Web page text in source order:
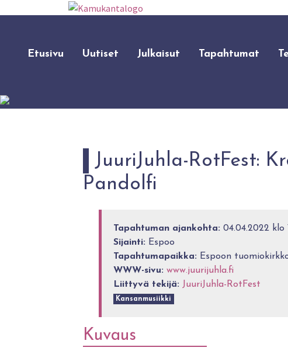
Etusivu Uutiset Julkaisut Tapahtumat
JuuriJuhla-RotFest:
Pandolfi
Tapahtuman ajankohta: 04.04.2022 klo
Sijainti: Espoo
Tapahtumapaikka: Espoon
WWW-sivu: www.juurijuhla.fi
Liittyvä tekijä: JuuriJuhla-RotFest
Kansanmusiikki
Kuvaus